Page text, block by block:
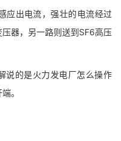
出电流，强壮的电流经过
器，另一路则送到SF6高压
的是火力发电厂怎么操作
。